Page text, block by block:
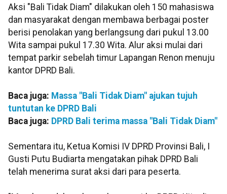
Aksi "Bali Tidak Diam" dilakukan oleh 150 mahasiswa
dan masyarakat dengan membawa berbagai poster
berisi penolakan yang berlangsung dari pukul 13.00
Wita sampai pukul 17.30 Wita. Alur aksi mulai dari
tempat parkir sebelah timur Lapangan Renon menuju
kantor DPRD Bali.
Baca juga: Massa "Bali Tidak Diam" ajukan tujuh
tuntutan ke DPRD Bali
Baca juga: DPRD Bali terima massa "Bali Tidak Diam"
Sementara itu, Ketua Komisi IV DPRD Provinsi Bali, I
Gusti Putu Budiarta mengatakan pihak DPRD Bali
telah menerima surat aksi dari para peserta.